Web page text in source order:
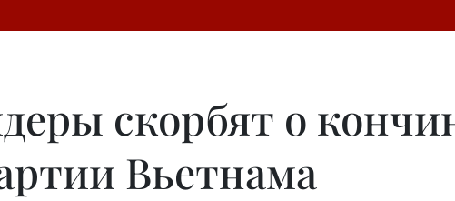
скорбят о
Вьетнама